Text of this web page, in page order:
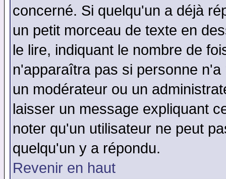
concerné. Si quelqu'un a déjà
un petit morceau de texte en
le lire, indiquant le nombre de
n'apparaîtra pas si personne
un modérateur ou un
laisser un message expliquant
noter qu'un utilisateur ne peut
quelqu'un y a répondu.
Revenir en haut